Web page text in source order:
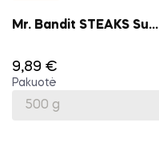
Mr. Bandit STEAKS Su...
9,89 €
Pakuotė